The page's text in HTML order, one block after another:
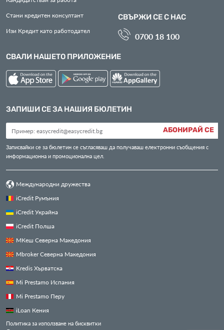
Стани кредитен консултант
Изи Кредит като работодател
СВЪРЖИ СЕ С НАС
0700 18 100
СВАЛИ НАШЕТО ПРИЛОЖЕНИЕ
ЗАПИШИ СЕ ЗА НАШИЯ БЮЛЕТИН
АБОНИРАЙ СЕ
Записвайки се за бюлетин се съгласяваш да получаваш електронни съобщения с
информационна и промоционална цел.
Международни дружества
iCredit Румъния
iCredit Украйна
iCredit Полша
МКеш Северна Македония
Mbroker Северна Македония
Kredis Хърватска
Mi Prestamo Испания
Mi Prestamo Перу
iLoan Кения
Политика за използване на бисквитки